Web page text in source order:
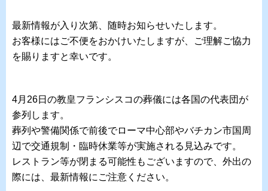
最新情報が入り次第、随時お知らせいたします。
お客様にはご不便をおかけいたしますが、ご理解ご協力
を賜りますと幸いです。
4月26日の教皇フランシスコの葬儀には各国の代表団が
参列します。
葬列や警備関係で前後でローマ中心部やバチカン市国周
辺で交通規制・臨時休業等が実施される見込みです。
レストラン等が閉まる可能性もございますので、外出の
際には、最新情報にご注意ください。